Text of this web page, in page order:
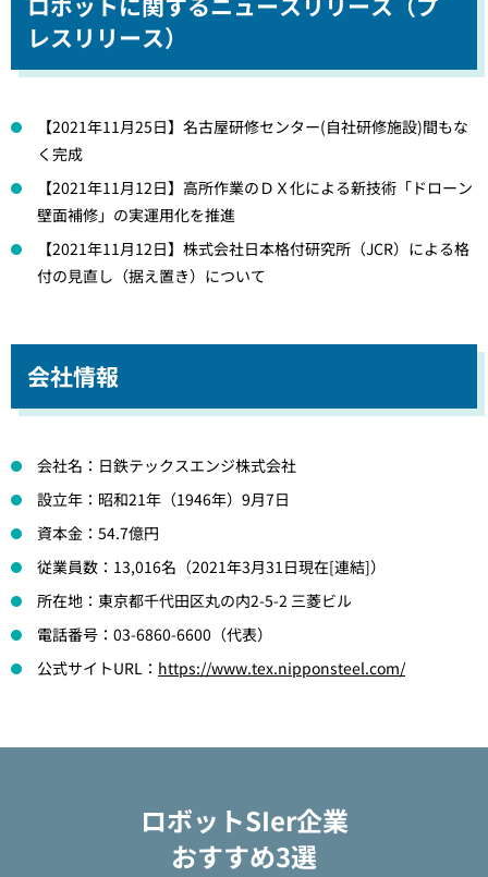
レスリリース）
【2021年11月25日】名古屋研修センター(自社研修施設)間もな
く完成
【2021年11月12日】高所作業のＤＸ化による新技術「ドローン
壁面補修」の実運用化を推進
【2021年11月12日】株式会社日本格付研究所（JCR）による格
付の見直し（据え置き）について
会社情報
会社名：日鉄テックスエンジ株式会社
設立年：昭和21年（1946年）9月7日
資本金：54.7億円
従業員数：13,016名（2021年3月31日現在[連結]）
所在地：東京都千代田区丸の内2-5-2 三菱ビル
電話番号：03-6860-6600（代表）
公式サイトURL： https://www.tex.nipponsteel.com/
ロボットSIer企業
おすすめ3選